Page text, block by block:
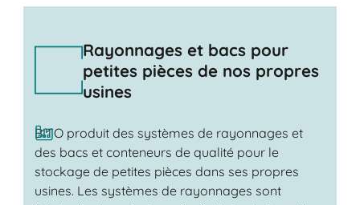
Rayonnages et bacs pour
petites pièces de nos propres
usines
BITO produit des systèmes de rayonnages et
des bacs et conteneurs de qualité pour le
stockage de petites pièces dans ses propres
usines. Les systèmes de rayonnages sont